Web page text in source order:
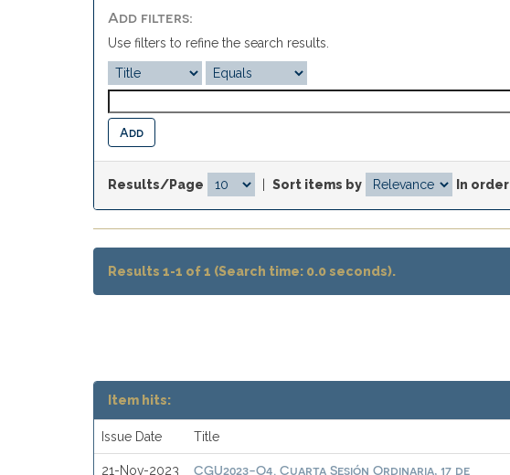
Add filters:
Use filters to refine the search results.
Results/Page Sort items by In order
Results 1-1 of 1 (Search time: 0.0 seconds).
Item hits:
Issue Date Title
21-Nov-2023 CGU2023-O4. Cuarta Sesión Ordinaria, 17 de